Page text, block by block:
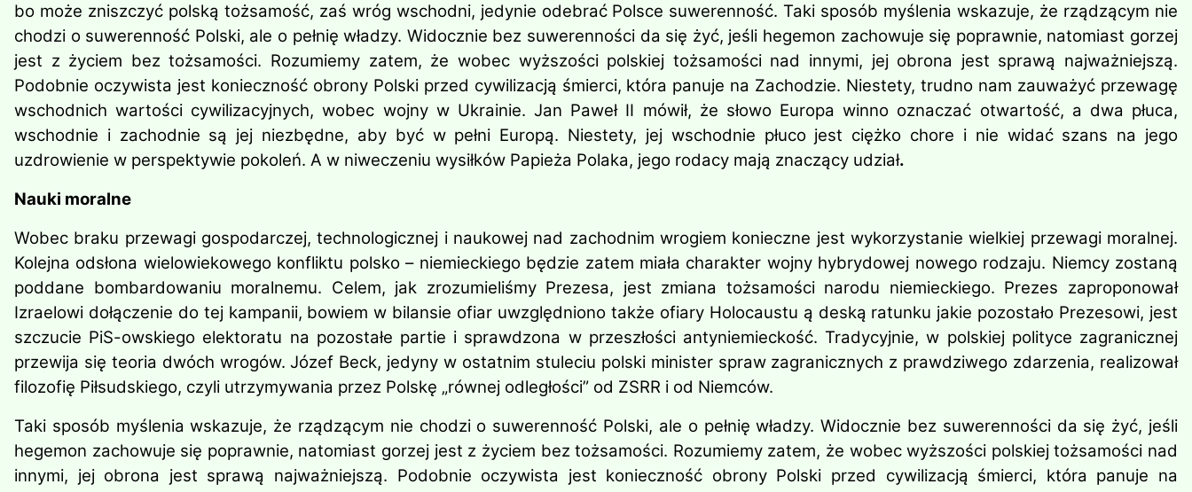
bo może zniszczyć polską tożsamość, zaś wróg wschodni, jedynie odebrać Polsce suwerenność. Taki sposób myślenia wskazuje, że rządzącym nie
chodzi o suwerenność Polski, ale o pełnię władzy. Widocznie bez suwerenności da się żyć, jeśli hegemon zachowuje się poprawnie, natomiast gorzej
jest z życiem bez tożsamości. Rozumiemy zatem, że wobec wyższości polskiej tożsamości nad innymi, jej obrona jest sprawą najważniejszą.
Podobnie oczywista jest konieczność obrony Polski przed cywilizacją śmierci, która panuje na Zachodzie. Niestety, trudno nam zauważyć przewagę
wschodnich wartości cywilizacyjnych, wobec wojny w Ukrainie. Jan Paweł II mówił, że słowo Europa winno oznaczać otwartość, a dwa płuca,
wschodnie i zachodnie są jej niezbędne, aby być w pełni Europą. Niestety, jej wschodnie płuco jest ciężko chore i nie widać szans na jego
uzdrowienie w perspektywie pokoleń. A w niweczeniu wysiłków Papieża Polaka, jego rodacy mają znaczący udział.
Nauki moralne
Wobec braku przewagi gospodarczej, technologicznej i naukowej nad zachodnim wrogiem konieczne jest wykorzystanie wielkiej przewagi moralnej.
Kolejna odsłona wielowiekowego konfliktu polsko – niemieckiego będzie zatem miała charakter wojny hybrydowej nowego rodzaju. Niemcy zostaną
poddane bombardowaniu moralnemu. Celem, jak zrozumieliśmy Prezesa, jest zmiana tożsamości narodu niemieckiego. Prezes zaproponował
Izraelowi dołączenie do tej kampanii, bowiem w bilansie ofiar uwzględniono także ofiary Holocaustu ą deską ratunku jakie pozostało Prezesowi, jest
szczucie PiS-owskiego elektoratu na pozostałe partie i sprawdzona w przeszłości antyniemieckość. Tradycyjnie, w polskiej polityce zagranicznej
przewija się teoria dwóch wrogów. Józef Beck, jedyny w ostatnim stuleciu polski minister spraw zagranicznych z prawdziwego zdarzenia, realizował
filozofię Piłsudskiego, czyli utrzymywania przez Polskę „równej odległości” od ZSRR i od Niemców.
Taki sposób myślenia wskazuje, że rządzącym nie chodzi o suwerenność Polski, ale o pełnię władzy. Widocznie bez suwerenności da się żyć, jeśli
hegemon zachowuje się poprawnie, natomiast gorzej jest z życiem bez tożsamości. Rozumiemy zatem, że wobec wyższości polskiej tożsamości nad
innymi, jej obrona jest sprawą najważniejszą. Podobnie oczywista jest konieczność obrony Polski przed cywilizacją śmierci, która panuje na